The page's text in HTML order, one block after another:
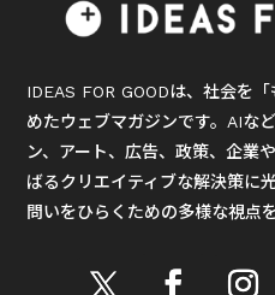
IDEAS FOR GOODは、社会を
めたウェブマガジンです。AIな
ン、アート、広告、政策、企業
ばるクリエイティブな解決策に
問いをひらくための多様な視点